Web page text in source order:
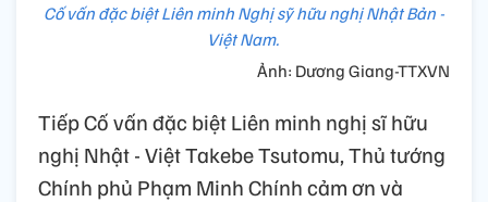
Cố vấn đặc biệt Liên minh Nghị sỹ hữu nghị Nhật Bản -
Việt Nam.
Ảnh: Dương Giang-TTXVN
Tiếp Cố vấn đặc biệt Liên minh nghị sĩ hữu
nghị Nhật - Việt Takebe Tsutomu, Thủ tướng
Chính phủ Phạm Minh Chính cảm ơn và